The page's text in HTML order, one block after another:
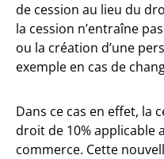
de cession au lieu du
la cession n’entraîne
ou la création d’une
exemple en cas de
Dans ce cas en effet, la
droit de 10% applicable
commerce. Cette